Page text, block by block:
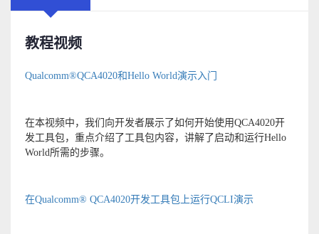
教程视频
Qualcomm®QCA4020和Hello World演示入门
在本视频中，我们向开发者展示了如何开始使用QCA4020开
发工具包，重点介绍了工具包内容，讲解了启动和运行Hello
World所需的步骤。
在Qualcomm® QCA4020开发工具包上运行QCLI演示